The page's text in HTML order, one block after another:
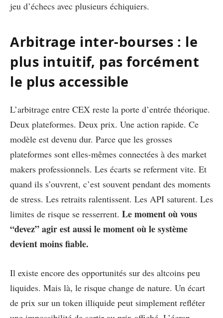
jeu d’échecs avec plusieurs échiquiers.
Arbitrage inter-bourses : le
plus intuitif, pas forcément
le plus accessible
L’arbitrage entre CEX reste la porte d’entrée théorique.
Deux plateformes. Deux prix. Une action rapide. Ce
modèle est devenu dur. Parce que les grosses
plateformes sont elles-mêmes connectées à des market
makers professionnels. Les écarts se referment vite. Et
quand ils s’ouvrent, c’est souvent pendant des moments
de stress. Les retraits ralentissent. Les API saturent. Les
limites de risque se resserrent. Le moment où vous
“devez” agir est aussi le moment où le système
devient moins fiable.
Il existe encore des opportunités sur des altcoins peu
liquides. Mais là, le risque change de nature. Un écart
de prix sur un token illiquide peut simplement refléter